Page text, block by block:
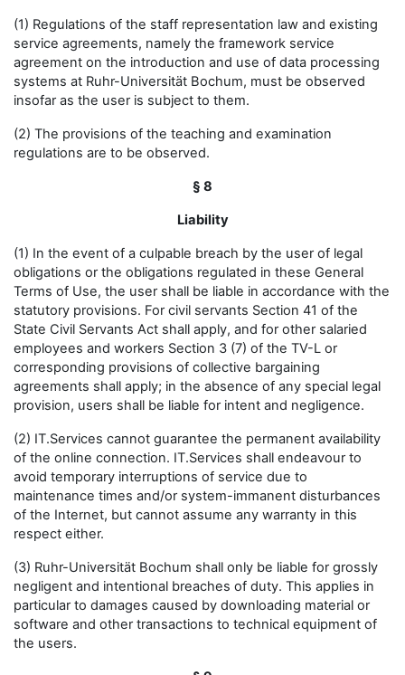
(1) Regulations of the staff representation law and existing
service agreements, namely the framework service
agreement on the introduction and use of data processing
systems at Ruhr-Universität Bochum, must be observed
insofar as the user is subject to them.
(2) The provisions of the teaching and examination
regulations are to be observed.
§ 8
Liability
(1) In the event of a culpable breach by the user of legal
obligations or the obligations regulated in these General
Terms of Use, the user shall be liable in accordance with the
statutory provisions. For civil servants Section 41 of the
State Civil Servants Act shall apply, and for other salaried
employees and workers Section 3 (7) of the TV-L or
corresponding provisions of collective bargaining
agreements shall apply; in the absence of any special legal
provision, users shall be liable for intent and negligence.
(2) IT.Services cannot guarantee the permanent availability
of the online connection. IT.Services shall endeavour to
avoid temporary interruptions of service due to
maintenance times and/or system-immanent disturbances
of the Internet, but cannot assume any warranty in this
respect either.
(3) Ruhr-Universität Bochum shall only be liable for grossly
negligent and intentional breaches of duty. This applies in
particular to damages caused by downloading material or
software and other transactions to technical equipment of
the users.